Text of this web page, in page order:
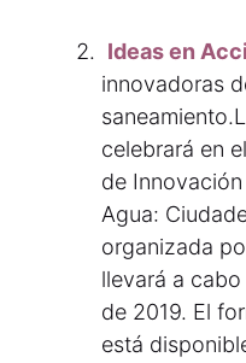
Ideas en
innovadoras
celebrará en
de
Agua:
organizada
llevará a
de 2019. El
está